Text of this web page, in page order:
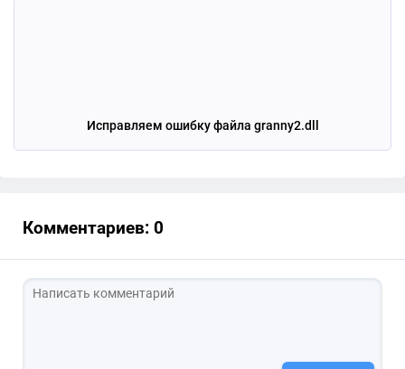
Исправляем ошибку файла granny2.dll
Комментариев: 0